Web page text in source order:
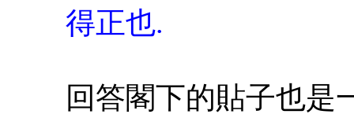
得正也.
回答閣下的貼子也是